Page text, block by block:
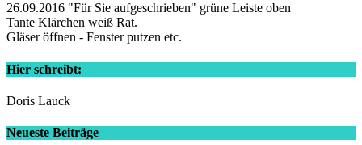
26.09.2016 "Für Sie aufgeschrieben" grüne Leiste oben
Tante Klärchen weiß Rat.
Gläser öffnen - Fenster putzen etc.
Hier schreibt:
Doris Lauck
Neueste Beiträge